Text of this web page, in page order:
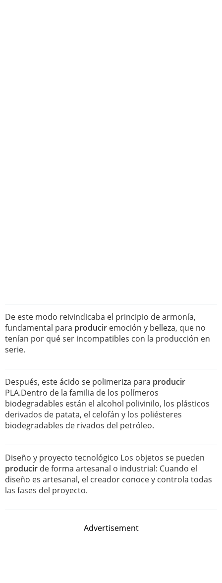
De este modo reivindicaba el principio de armonía,
fundamental para producir emoción y belleza, que no
tenían por qué ser incompatibles con la producción en
serie.
Después, este ácido se polimeriza para producir
PLA.Dentro de la familia de los polímeros
biodegradables están el alcohol polivinilo, los plásticos
derivados de patata, el celofán y los poliésteres
biodegradables de rivados del petróleo.
Diseño y proyecto tecnológico Los objetos se pueden
producir de forma artesanal o industrial: Cuando el
diseño es artesanal, el creador conoce y controla todas
las fases del proyecto.
Advertisement